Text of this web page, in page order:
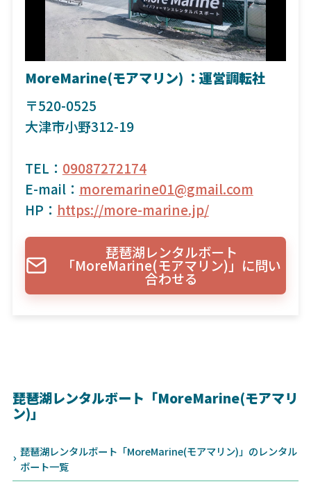
MoreMarine(モアマリン) ：運営調転社
〒520-0525
大津市小野312-19
TEL： 09087272174
E-mail： moremarine01@gmail.com
HP： https://more-marine.jp/
琵琶湖レンタルボート
「MoreMarine(モアマリン)」に問い
合わせる
琵琶湖レンタルボート「MoreMarine(モアマリ
ン)」
琵琶湖レンタルボート「MoreMarine(モアマリン)」のレンタル
ボート一覧